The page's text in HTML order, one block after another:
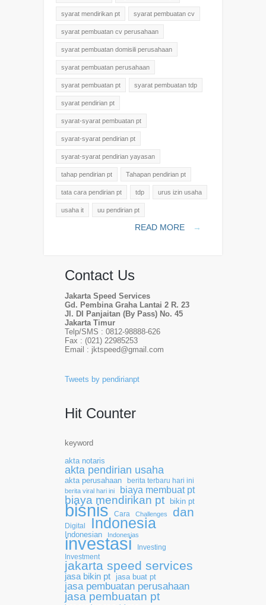
syarat mendirikan pt syarat pembuatan cv
syarat pembuatan cv perusahaan
syarat pembuatan domisili perusahaan
syarat pembuatan perusahaan
syarat pembuatan pt syarat pembuatan tdp
syarat pendirian pt
syarat-syarat pembuatan pt
syarat-syarat pendirian pt
syarat-syarat pendirian yayasan
tahap pendirian pt Tahapan pendirian pt
tata cara pendirian pt tdp urus izin usaha
usaha it uu pendirian pt
READ MORE →
Contact Us
Jakarta Speed Services
Gd. Pembina Graha Lantai 2 R. 23
Jl. DI Panjaitan (By Pass) No. 45
Jakarta Timur
Telp/SMS : 0812-98888-626
Fax : (021) 22985253
Email : jktspeed@gmail.com
Tweets by pendirianpt
Hit Counter
keyword
akta notaris
akta pendirian usaha
akta perusahaan berita terbaru hari ini
berita viral hari ini biaya membuat pt
biaya mendirikan pt bikin pt
bisnis Cara Challenges dan
Digital Indonesia
Indonesian Indonesias
investasi
Investing
Investment
jakarta speed services
jasa bikin pt jasa buat pt
jasa pembuatan perusahaan
jasa pembuatan pt